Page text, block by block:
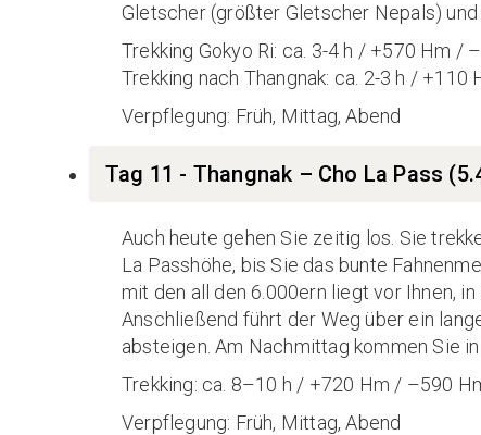
Gletscher (größter Gletscher Nepals) und
Trekking Gokyo Ri: ca. 3-4 h / +570 Hm /
Trekking nach Thangnak: ca. 2-3 h / +110
Verpflegung: Früh, Mittag, Abend
Tag 11 - Thangnak – Cho La Pass
Auch heute gehen Sie zeitig los. Sie
La Passhöhe, bis Sie das bunte
mit den all den 6.000ern liegt vor Ihnen,
Anschließend führt der Weg über ein
absteigen. Am Nachmittag kommen Sie in
Trekking: ca. 8–10 h / +720 Hm / –590
Verpflegung: Früh, Mittag, Abend